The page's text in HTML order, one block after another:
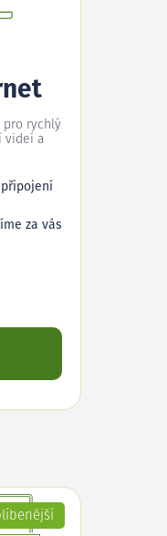
rychlý
videí a
za vás